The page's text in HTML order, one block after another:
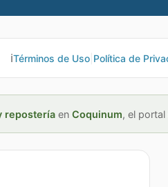
ℹ️Términos de Uso| Política de
repostería en Coquinum, el portal